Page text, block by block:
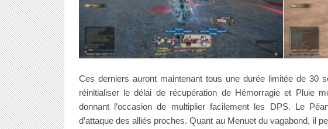
Ces derniers auront maintenant tous une durée limitée de 30
réinitialiser le délai de récupération de Hémorragie et Pluie
donnant l’occasion de multiplier facilement les DPS. Le
d’attaque des alliés proches. Quant au Menuet du vagabond, il